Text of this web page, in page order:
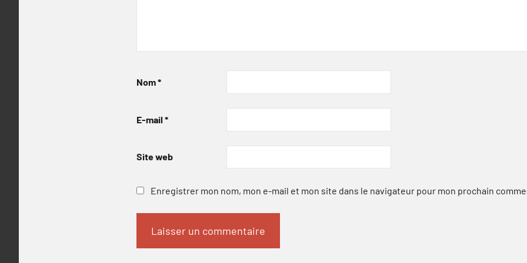
Nom*
E-mail *
Site web
Enregistrer mon nom, mon e-mail et mon site dans le navigateur pour mon prochain